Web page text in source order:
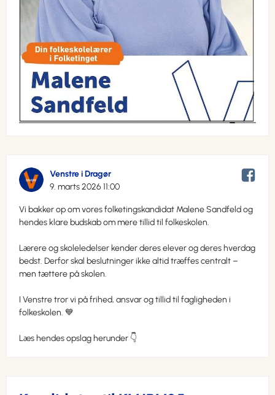
Venstre i Dragør
9. marts 2026 11:00
Vi bakker op om vores folketingskandidat Malene Sandfeld og
hendes klare budskab om mere tillid til folkeskolen.
Lærere og skoleledelser kender deres elever og deres hverdag
bedst. Derfor skal beslutninger ikke altid træffes centralt –
men tættere på skolen.
I Venstre tror vi på frihed, ansvar og tillid til fagligheden i
folkeskolen. 💙
Læs hendes opslag herunder 👇